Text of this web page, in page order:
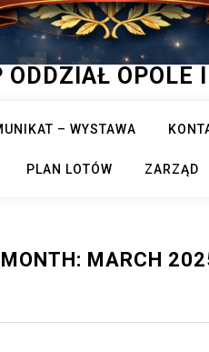
ODDZIAŁ OPOLE
– WYSTAWA
PLAN LOTÓW ZARZĄD
MONTH: MARCH